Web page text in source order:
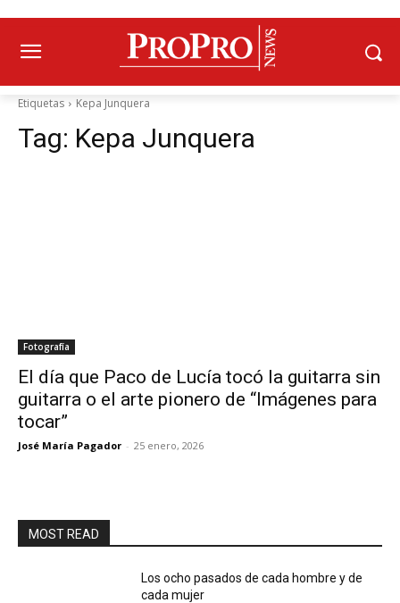
Etiquetas Kepa Junquera
Tag: Kepa Junquera
Fotografía
El día que Paco de Lucía tocó la guitarra sin
guitarra o el arte pionero de “Imágenes para
tocar”
José María Pagador - 25 enero, 2026
MOST READ
Los ocho pasados de cada hombre y de
cada mujer